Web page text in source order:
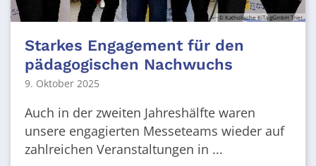
© Katholische KiTa gGmbH Trier
Starkes Engagement für den
pädagogischen Nachwuchs
9. Oktober 2025
Auch in der zweiten Jahreshälfte waren
unsere engagierten Messeteams wieder auf
zahlreichen Veranstaltungen in ...